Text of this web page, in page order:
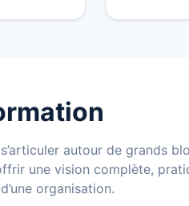
autour de grands
une vision complète,
organisation.